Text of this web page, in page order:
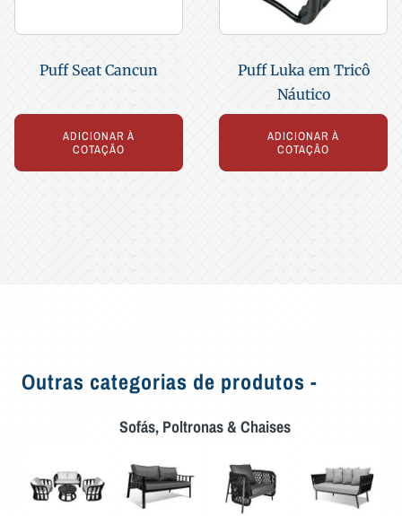
Puff Seat Cancun
ADICIONAR À
COTAÇÃO
Puff Luka em Tricô
Náutico
ADICIONAR À
COTAÇÃO
Outras categorias de produtos -
Sofás, Poltronas & Chaises